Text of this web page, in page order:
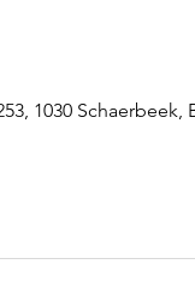
1030 Schaerbeek,